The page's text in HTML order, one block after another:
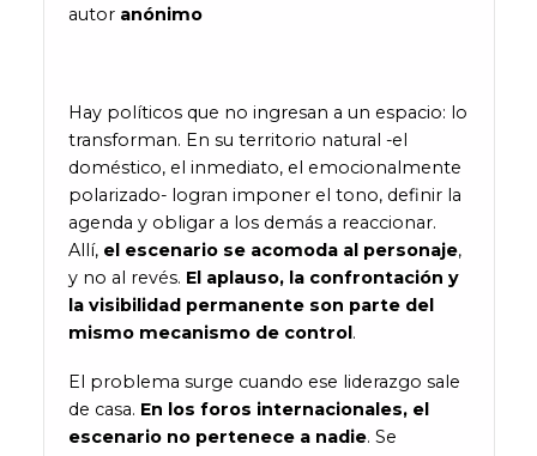
autor anónimo
Hay políticos que no ingresan a un espacio: lo
transforman. En su territorio natural -el
doméstico, el inmediato, el emocionalmente
polarizado- logran imponer el tono, definir la
agenda y obligar a los demás a reaccionar.
Allí, el escenario se acomoda al personaje,
y no al revés. El aplauso, la confrontación y
la visibilidad permanente son parte del
mismo mecanismo de control.
El problema surge cuando ese liderazgo sale
de casa. En los foros internacionales, el
escenario no pertenece a nadie. Se